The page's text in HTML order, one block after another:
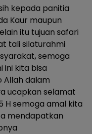
kepada panitia
Kaur maupun
itu tujuan safari
tali silaturahmi
semoga
ini kita bisa
Allah dalam
ucapkan selamat
H semoga amal kita
mendapatkan